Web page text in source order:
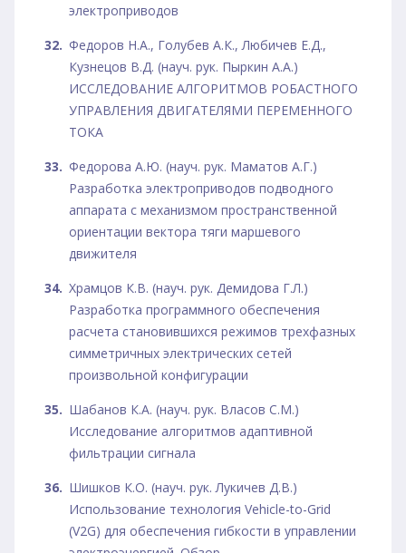
электроприводов
Федоров Н.А., Голубев А.К., Любичев Е.Д.,
Кузнецов В.Д. (науч. рук. Пыркин А.А.)
ИССЛЕДОВАНИЕ АЛГОРИТМОВ РОБАСТНОГО
УПРАВЛЕНИЯ ДВИГАТЕЛЯМИ ПЕРЕМЕННОГО
ТОКА
Федорова А.Ю. (науч. рук. Маматов А.Г.)
Разработка электроприводов подводного
аппарата с механизмом пространственной
ориентации вектора тяги маршевого
движителя
Храмцов К.В. (науч. рук. Демидова Г.Л.)
Разработка программного обеспечения
расчета становившихся режимов трехфазных
симметричных электрических сетей
произвольной конфигурации
Шабанов К.А. (науч. рук. Власов С.М.)
Исследование алгоритмов адаптивной
фильтрации сигнала
Шишков К.О. (науч. рук. Лукичев Д.В.)
Использование технология Vehicle-to-Grid
(V2G) для обеспечения гибкости в управлении